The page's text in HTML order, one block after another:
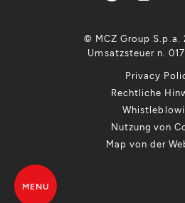
Privacy
Rechtliche
Nutzung von
Map von der
© MCZ Group S.p.a.
Umsatzsteuer n.
MENU